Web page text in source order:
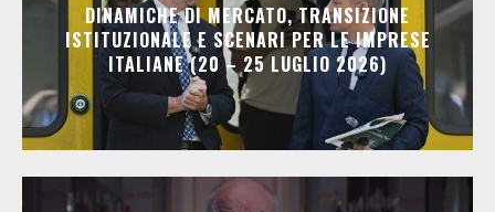
DINAMICHE DI MERCATO, TRANSIZIONE
ISTITUZIONALE E SCENARI PER LE IMPRESE
ITALIANE (20 – 25 LUGLIO 2026)